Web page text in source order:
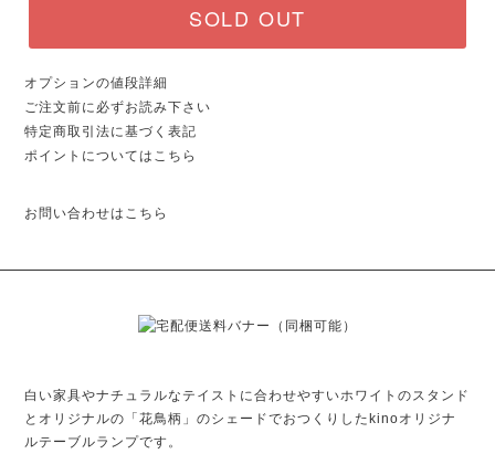
SOLD OUT
オプションの値段詳細
ご注文前に必ずお読み下さい
特定商取引法に基づく表記
ポイントについてはこちら
お問い合わせはこちら
白い家具やナチュラルなテイストに合わせやすいホワイトのスタンド
とオリジナルの「花鳥柄」のシェードでおつくりしたkinoオリジナ
ルテーブルランプです。